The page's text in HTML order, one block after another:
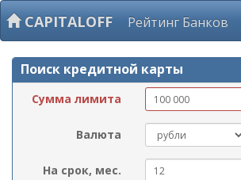
CAPITALOFF Рейтинг Банков
Поиск кредитной карты
Сумма лимита
Валюта
На срок, мес.